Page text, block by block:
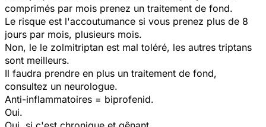
comprimés par mois prenez un traitement de fond.
Le risque est l'accoutumance si vous prenez plus de 8
jours par mois, plusieurs mois.
Non, le le zolmitriptan est mal toléré, les autres triptans
sont meilleurs.
Il faudra prendre en plus un traitement de fond,
consultez un neurologue.
Anti-inflammatoires = biprofenid.
Oui.